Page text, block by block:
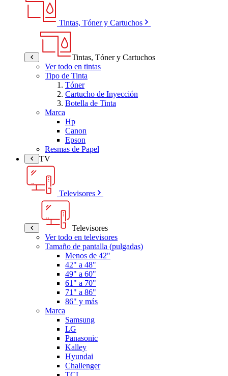
Tintas, Tóner y Cartuchos
Tintas, Tóner y Cartuchos
Ver todo en tintas
Tipo de Tinta
Tóner
Cartucho de Inyección
Botella de Tinta
Marca
Hp
Canon
Epson
Resmas de Papel
TV
Televisores
Televisores
Ver todo en televisores
Tamaño de pantalla (pulgadas)
Menos de 42"
42" a 48"
49" a 60"
61" a 70"
71" a 86"
86" y más
Marca
Samsung
LG
Panasonic
Kalley
Hyundai
Challenger